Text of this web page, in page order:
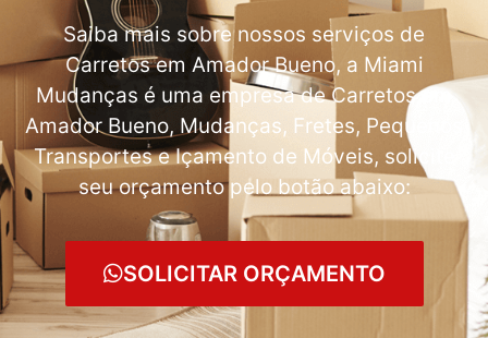
Saiba mais sobre nossos serviços de
Carretos em Amador Bueno, a Miami
Mudanças é uma empresa de Carretos em
Amador Bueno, Mudanças, Fretes, Pequenos
Transportes e Içamento de Móveis, solicite
seu orçamento pelo botão abaixo:
SOLICITAR ORÇAMENTO